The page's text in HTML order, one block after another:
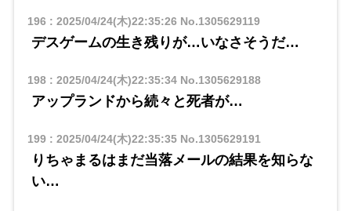
196 : 2025/04/24(木)22:35:26 No.1305629119
デスゲームの生き残りが…いなさそうだ…
198: 2025/04/24(木)22:35:34No.1305629188
アップランドから続々と死者が…
199: 2025/04/24(木)22:35:35No.1305629191
りちゃまるはまだ当落メールの結果を知らな
い…